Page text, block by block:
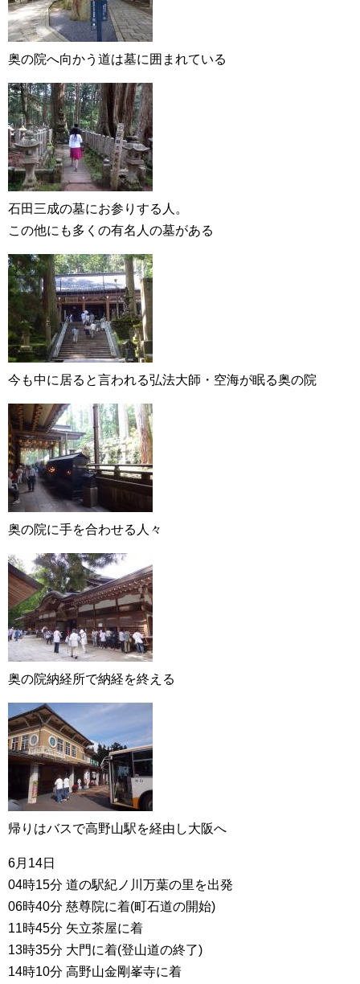
奥の院へ向かう道は墓に囲まれている
石田三成の墓にお参りする人。
この他にも多くの有名人の墓がある
今も中に居ると言われる弘法大師・空海が眠る奥の院
奥の院に手を合わせる人々
奥の院納経所で納経を終える
帰りはバスで高野山駅を経由し大阪へ
6月14日
04時15分 道の駅紀ノ川万葉の里を出発
06時40分 慈尊院に着(町石道の開始)
11時45分 矢立茶屋に着
13時35分 大門に着(登山道の終了)
14時10分 高野山金剛峯寺に着